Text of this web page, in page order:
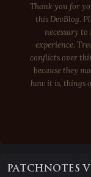
Thank you for
this DevBlog.
necessary
experience.
conflicts over
because they
how it is,
PATCHNOTES